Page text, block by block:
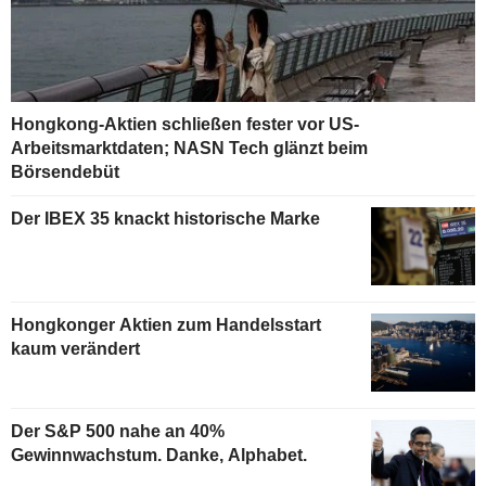
Hongkong-Aktien schließen fester vor US-
Arbeitsmarktdaten; NASN Tech glänzt beim
Börsendebüt
Der IBEX 35 knackt historische Marke
Hongkonger Aktien zum Handelsstart
kaum verändert
Der S&P 500 nahe an 40%
Gewinnwachstum. Danke, Alphabet.